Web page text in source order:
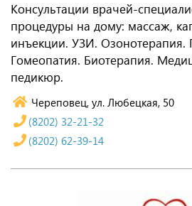
Консультации врачей-
процедуры на дому: массаж,
инъекции. УЗИ. Озонотерапия.
Гомеопатия. Биотерапия.
педикюр.
Череповец, ул. Любецкая, 50
(8202) 32-21-32
(8202) 62-39-14